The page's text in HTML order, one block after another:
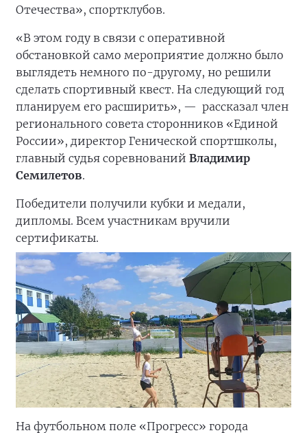
Отечества», спортклубов.
«В этом году в связи с оперативной
обстановкой само мероприятие должно было
выглядеть немного по-другому, но решили
сделать спортивный квест. На следующий год
планируем его расширить», — рассказал член
регионального совета сторонников «Единой
России», директор Генической спортшколы,
главный судья соревнований Владимир
Семилетов.
Победители получили кубки и медали,
дипломы. Всем участникам вручили
сертификаты.
На футбольном поле «Прогресс» города